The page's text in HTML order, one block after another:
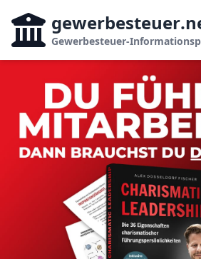
gewerbesteuer
Gewerbesteuer-